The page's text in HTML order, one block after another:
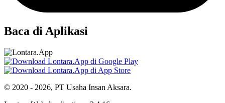
Baca di Aplikasi
© 2020 - 2026, PT Usaha Insan Aksara.